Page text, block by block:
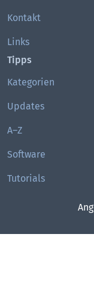
Kontakt
Links
Tipps
Kategorien
Updates
A–Z
Software
Tutorials